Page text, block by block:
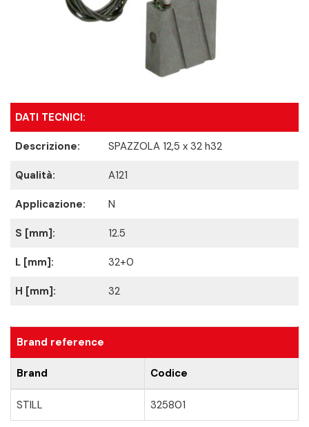
DATI TECNICI:
Descrizione: SPAZZOLA 12,5 x 32 h32
Qualità: A121
Applicazione: N
S [mm]: 12.5
L [mm]: 32+0
H [mm]: 32
Brand reference
Brand Codice
STILL 325801